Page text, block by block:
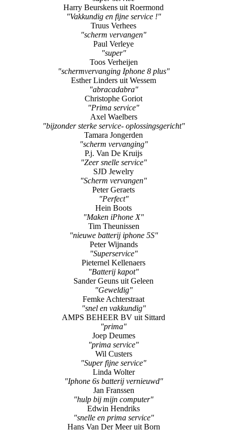
Harry Beurskens uit Roermond
"Vakkundig en fijne service !"
Truus Verhees
"scherm vervangen"
Paul Verleye
"super"
Toos Verheijen
"schermvervanging Iphone 8 plus"
Esther Linders uit Wessem
"abracadabra"
Christophe Goriot
"Prima service"
Axel Waelbers
"bijzonder sterke service- oplossingsgericht"
Tamara Jongerden
"scherm vervanging"
P.j. Van De Kruijs
"Zeer snelle service"
SJD Jewelry
"Scherm vervangen"
Peter Geraets
"Perfect"
Hein Boots
"Maken iPhone X"
Tim Theunissen
"nieuwe batterij iphone 5S"
Peter Wijnands
"Superservice"
Pieternel Kellenaers
"Batterij kapot"
Sander Geuns uit Geleen
"Geweldig"
Femke Achterstraat
"snel en vakkundig"
AMPS BEHEER BV uit Sittard
"prima"
Joep Deumes
"prima service"
Wil Custers
"Super fijne service"
Linda Wolter
"Iphone 6s batterij vernieuwd"
Jan Franssen
"hulp bij mijn computer"
Edwin Hendriks
"snelle en prima service"
Hans Van Der Meer uit Born